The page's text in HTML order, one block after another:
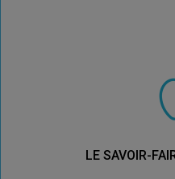
LE SAVOIR-